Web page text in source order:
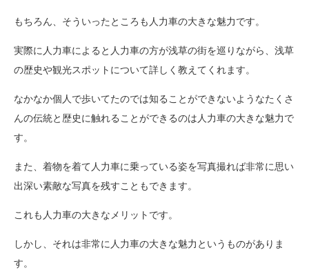
もちろん、そういったところも人力車の大きな魅力です。
実際に人力車によると人力車の方が浅草の街を巡りながら、浅草
の歴史や観光スポットについて詳しく教えてくれます。
なかなか個人で歩いてたのでは知ることができないようなたくさ
んの伝統と歴史に触れることができるのは人力車の大きな魅力で
す。
また、着物を着て人力車に乗っている姿を写真撮れば非常に思い
出深い素敵な写真を残すこともできます。
これも人力車の大きなメリットです。
しかし、それは非常に人力車の大きな魅力というものがありま
す。